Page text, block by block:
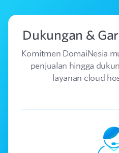
Dukungan &
Komitmen DomaiNesia
penjualan hingga
layanan cloud